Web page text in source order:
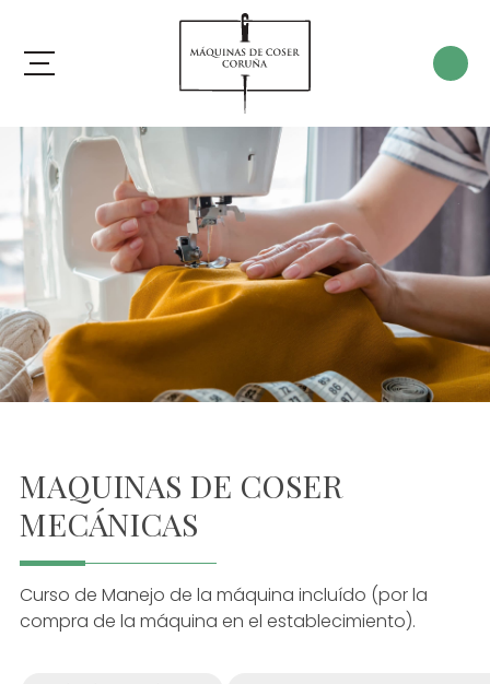
MAQUINAS DE COSER
MECÁNICAS
Curso de Manejo de la máquina incluído (por la
compra de la máquina en el establecimiento).